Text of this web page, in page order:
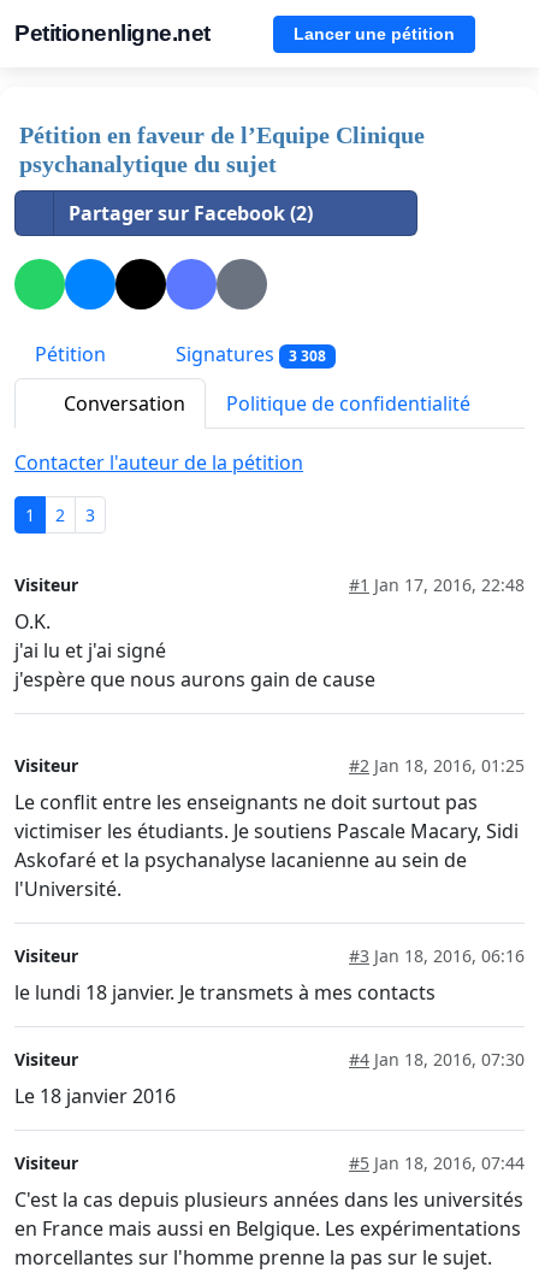
Petitionenligne.net Lancer une pétition
Pétition en faveur de l’Equipe Clinique
psychanalytique du sujet
Partager sur Facebook (2)
Pétition Signatures 3 308
Conversation Politique de confidentialité
Contacter l'auteur de la pétition
1 2 3
Visiteur #1 Jan 17, 2016, 22:48
O.K.
j'ai lu et j'ai signé
j'espère que nous aurons gain de cause
Visiteur #2 Jan 18, 2016, 01:25
Le conflit entre les enseignants ne doit surtout pas
victimiser les étudiants. Je soutiens Pascale Macary, Sidi
Askofaré et la psychanalyse lacanienne au sein de
l'Université.
Visiteur #3 Jan 18, 2016, 06:16
le lundi 18 janvier. Je transmets à mes contacts
Visiteur #4 Jan 18, 2016, 07:30
Le 18 janvier 2016
Visiteur #5 Jan 18, 2016, 07:44
C'est la cas depuis plusieurs années dans les universités
en France mais aussi en Belgique. Les expérimentations
morcellantes sur l'homme prenne la pas sur le sujet.